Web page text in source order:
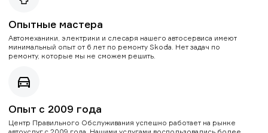
Опытные мастера
Автомеханики, электрики и слесаря нашего автосервиса имеют
минимальный опыт от 6 лет по ремонту Skoda. Нет задач по
ремонту, которые мы не сможем решить.
Опыт с 2009 года
Центр Правильного Обслуживания успешно работает на рынке